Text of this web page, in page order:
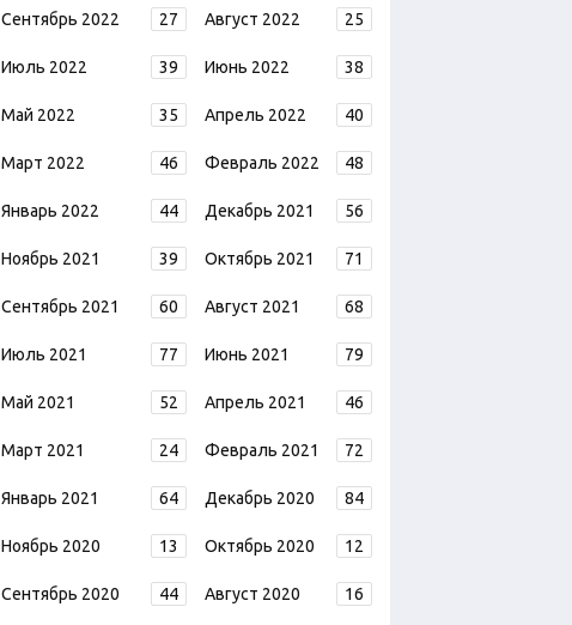
Сентябрь 2022 27 Август 2022 25
Июль 2022 39 Июнь 2022 38
Май 2022 35 Апрель 2022 40
Март 2022 46 Февраль 2022 48
Январь 2022 44 Декабрь 2021 56
Ноябрь 2021 39 Октябрь 2021 71
Сентябрь 2021 60 Август 2021 68
Июль 2021 77 Июнь 2021 79
Май 2021 52 Апрель 2021 46
Март 2021 24 Февраль 2021 72
Январь 2021 64 Декабрь 2020 84
Ноябрь 2020 13 Октябрь 2020 12
Сентябрь 2020 44 Август 2020 16